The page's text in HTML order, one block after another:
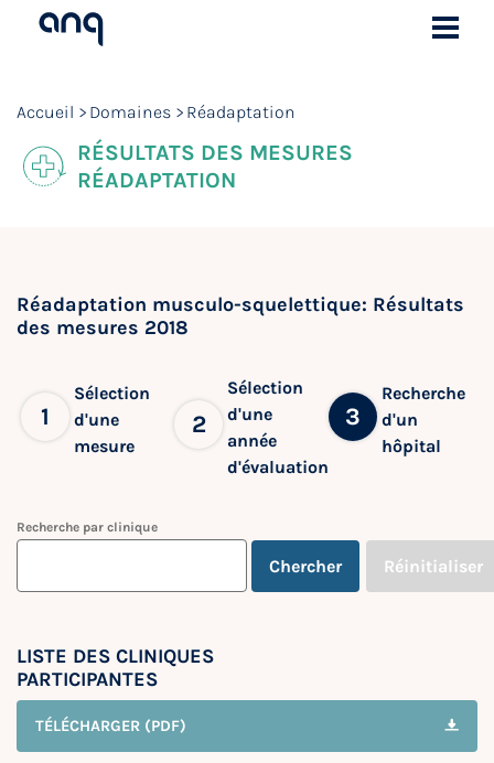
Accueil Domaines Réadaptation
RÉSULTATS DES MESURES
RÉADAPTATION
Réadaptation musculo-squelettique: Résultats
des mesures 2018
1
Sélection
d'une
mesure
2
Sélection
d'une
année
d'évaluation
3
Recherche
d'un
hôpital
Recherche par clinique
Chercher Réinitialiser
LISTE DES CLINIQUES
PARTICIPANTES
TÉLÉCHARGER (PDF)